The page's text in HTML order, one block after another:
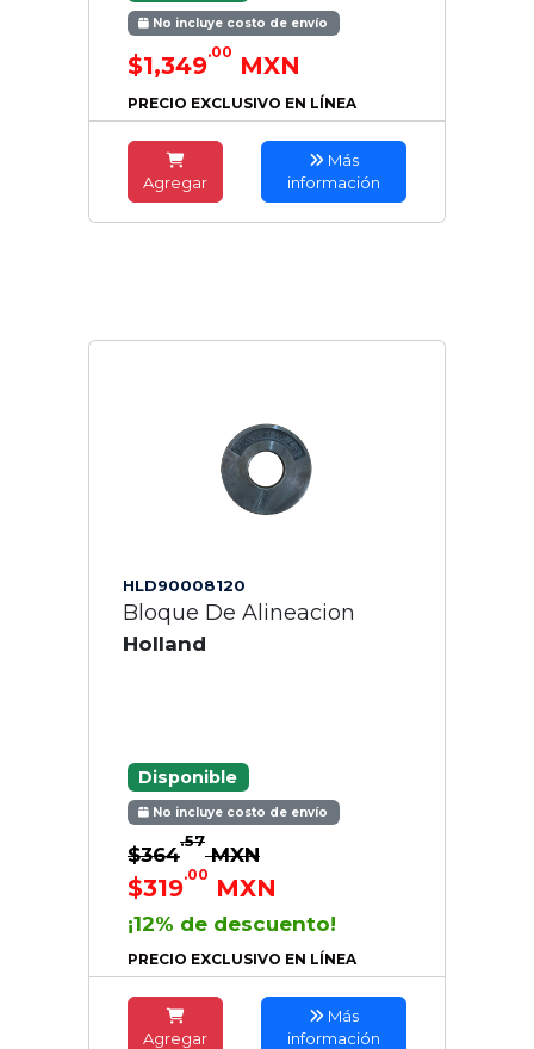
No incluye costo de envío
$1,349.00 MXN
PRECIO EXCLUSIVO EN LÍNEA
Agregar
Más
información
HLD90008120
Bloque De Alineacion
Holland
Disponible
No incluye costo de envío
$364
.57
MXN
$319.00 MXN
¡12% de descuento!
PRECIO EXCLUSIVO EN LÍNEA
Agregar
Más
información